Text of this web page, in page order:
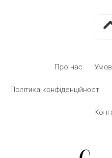
Про нас
Політика конфіденційності